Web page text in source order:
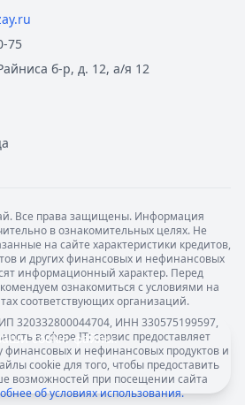
75
б-р, д. 12, а/я 12
Все права защищены. Информация
в ознакомительных целях. Не
на сайте характеристики кредитов,
и других финансовых и нефинансовых
информационный характер. Перед
ознакомиться с условиями на
соответствующих организаций.
320332800044704, ИНН 330575199597,
в сфере IT: сервис предоставляет
финансовых и нефинансовых продуктов и
cookie для того, чтобы предоставить
возможностей при посещении сайта
об условиях использования.
cookie-файлы.